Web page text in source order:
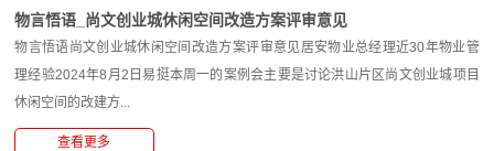
物言悟语_尚文创业城休闲空间改造方案评审意见
物言悟语尚文创业城休闲空间改造方案评审意见居安物业总经理近30年物业管
理经验2024年8月2日易挺本周一的案例会主要是讨论洪山片区尚文创业城项目
休闲空间的改建方...
查看更多